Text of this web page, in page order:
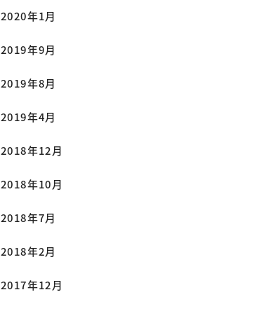
2020年1月
2019年9月
2019年8月
2019年4月
2018年12月
2018年10月
2018年7月
2018年2月
2017年12月